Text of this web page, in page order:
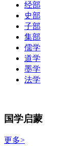
经部
史部
子部
集部
儒学
道学
墨学
法学
国学启蒙
更多>